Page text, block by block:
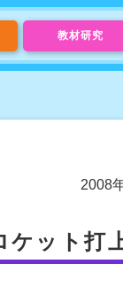
教材研究
2008
ット打